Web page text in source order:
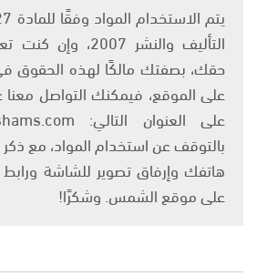
التأليف والنشر
حقك، بصفتك مالكًا لهذه الحقوق
على الموقع، فيمكنك التواصل معنا
بالتوقف عن استخدام المواد، مع
هاتفك وإرفاق تصوير للشاشة
على موقع الشمس. وشكرًا!